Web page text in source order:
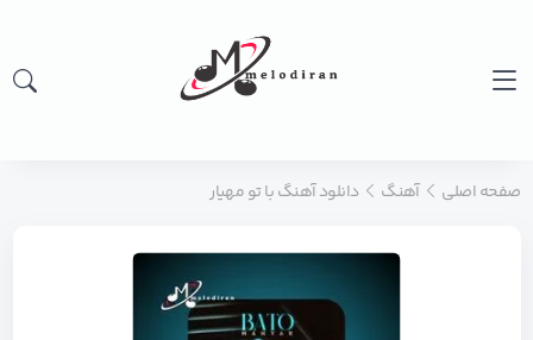
صفحه اصلی آهنگ دانلود آهنگ با تو مهیار